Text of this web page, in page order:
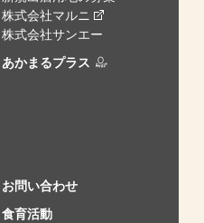
株式会社マルニ
株式会社サンエー
あかまるプラス
お問い合わせ
食育活動